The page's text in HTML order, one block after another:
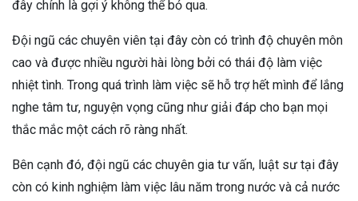
đây chính là gợi ý không thể bỏ qua.
Đội ngũ các chuyên viên tại đây còn có trình độ chuyên môn
cao và được nhiều người hài lòng bởi có thái độ làm việc
nhiệt tình. Trong quá trình làm việc sẽ hỗ trợ hết mình để lắng
nghe tâm tư, nguyện vọng cũng như giải đáp cho bạn mọi
thắc mắc một cách rõ ràng nhất.
Bên cạnh đó, đội ngũ các chuyên gia tư vấn, luật sư tại đây
còn có kinh nghiệm làm việc lâu năm trong nước và cả nước